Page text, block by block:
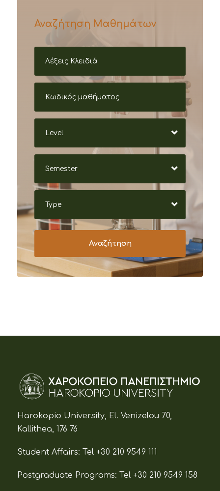
Αναζήτηση Μαθημάτων
Harokopio University, El. Venizelou 70,
Kallithea, 176 76
Student Affairs: Tel +30 210 9549 111
Postgraduate Programs: Tel +30 210 9549 158